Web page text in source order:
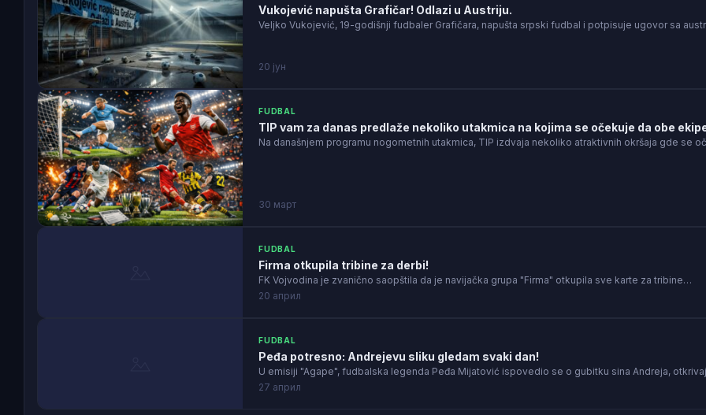
Vukojević napušta Grafičar! Odlazi u Austriju.
Veljko Vukojević, 19-godišnji fudbaler Grafičara, napušta srpski fudbal i potpisuje ugovor sa
20 јун
FUDBAL
TIP vam za danas predlaže nekoliko utakmica na kojima se očekuje da obe
Na današnjem programu nogometnih utakmica, TIP izdvaja nekoliko atraktivnih okršaja gde se
30 март
FUDBAL
Firma otkupila tribine za derbi!
FK Vojvodina je zvanično saopštila da je navijačka grupa "Firma" otkupila sve karte za tribine…
20 април
FUDBAL
Peđa potresno: Andrejevu sliku gledam svaki dan!
U emisiji "Agape", fudbalska legenda Peđa Mijatović ispovedio se o gubitku sina Andreja,
27 април